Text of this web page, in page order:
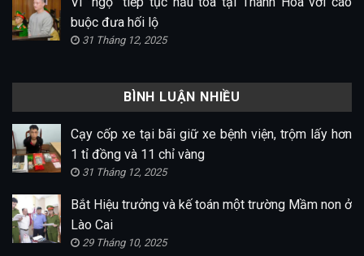
buộc đưa hối lộ
31 Tháng 12, 2025
BÌNH LUẬN NHIỀU
Cạy cốp xe tại bãi giữ xe bệnh viện, trộm lấy hơn
1 tỉ đồng và 11 chỉ vàng
31 Tháng 12, 2025
Bắt Hiệu trưởng và kế toán một trường Mầm non ở
Lào Cai
29 Tháng 10, 2025